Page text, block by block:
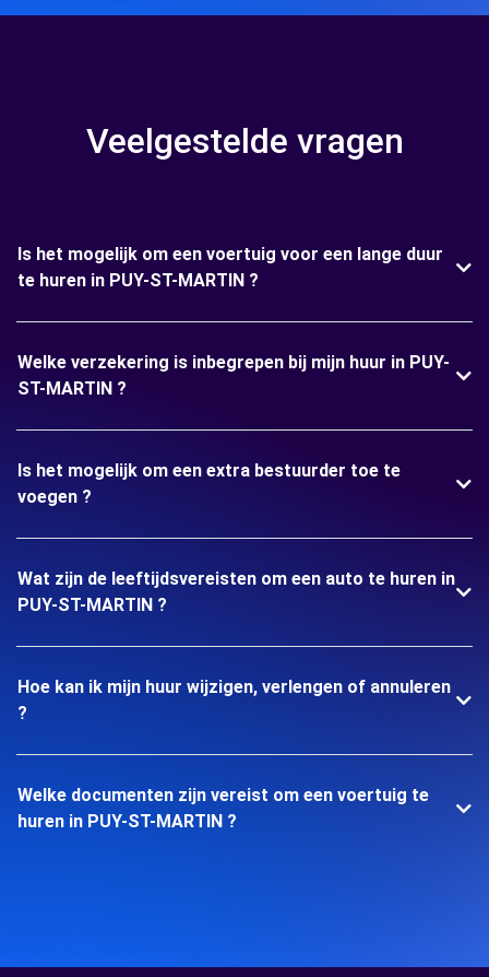
Veelgestelde vragen
Is het mogelijk om een voertuig voor een lange duur
te huren in PUY-ST-MARTIN ?
Welke verzekering is inbegrepen bij mijn huur in PUY-
ST-MARTIN ?
Is het mogelijk om een extra bestuurder toe te
voegen ?
Wat zijn de leeftijdsvereisten om een auto te huren in
PUY-ST-MARTIN ?
Hoe kan ik mijn huur wijzigen, verlengen of annuleren
?
Welke documenten zijn vereist om een voertuig te
huren in PUY-ST-MARTIN ?